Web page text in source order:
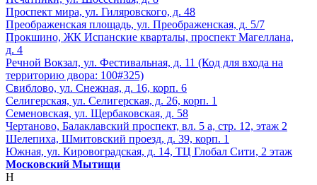
Проспект мира, ул. Гиляровского, д. 48
Преображенская площадь, ул. Преображенская, д. 5/7
Прокшино, ЖК Испанские кварталы, проспект Магеллана,
д. 4
Речной Вокзал, ул. Фестивальная, д. 11 (Код для входа на
территорию двора: 100#325)
Свиблово, ул. Снежная, д. 16, корп. 6
Селигерская, ул. Селигерская, д. 26, корп. 1
Семеновская, ул. Щербаковская, д. 58
Чертаново, Балаклавский проспект, вл. 5 а, стр. 12, этаж 2
Шелепиха, Шмитовский проезд, д. 39, корп. 1
Южная, ул. Кировоградская, д. 14, ТЦ Глобал Сити, 2 этаж
Московский Мытищи
Н